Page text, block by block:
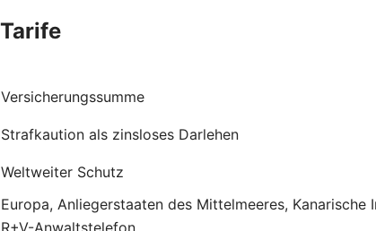
Tarife
Versicherungssumme
Strafkaution als zinsloses Darlehen
Weltweiter Schutz
Europa, Anliegerstaaten des Mittelmeeres, Kanarische
R+V-Anwaltstelefon